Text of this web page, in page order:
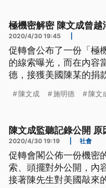
極機密解密 陳文成曾越
2020/4/30 19:45
促轉會公布了一份「極
的線索曝光，而在內容
德，接獲美國陳某的捐
任委員尤伯祥說：「這
陳文成 施明德 陳文
陳文成監聽記錄公開 原
2020/4/30 19:19 社會
促轉會閣公佈一份機密
索、頭擺對外公開，內
接著陳先生對美國敲來